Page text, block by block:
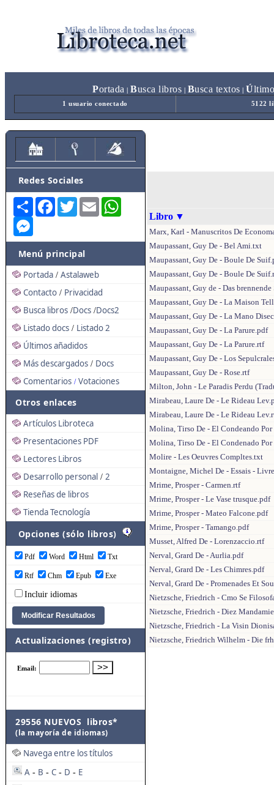
Portada Busca libros Busca textos Ú
1 usuario conectado 5122
Redes Sociales
Share FacebookTwitterEmail
Menú principal
Portada / Astalaweb
Contacto / Privacidad
Busca libros /Docs /Docs2
Listado docs / Listado 2
Últimos añadidos
Más descargados / Docs
Comentarios / Votaciones
Otros enlaces
Artículos Libroteca
Presentaciones PDF
Lectores Libros
Desarrollo personal / 2
Reseñas de libros
Tienda Tecnología
Opciones (sólo libros)
Pdf Word Html Txt
Rtf Chm Epub Exe
Incluir idiomas
Actualizaciones (registro)
29556 NUEVOS libros*
(la mayoría de idiomas)
Navega entre los títulos
A - B - C - D - E
Libro ▼
Marx, Karl - Manuscritos De
Maupassant, Guy De - Bel Ami.txt
Maupassant, Guy De - Boule De
Maupassant, Guy De - Boule De
Maupassant, Guy de - Das
Maupassant, Guy De - La Maison
Maupassant, Guy De - La Mano
Maupassant, Guy De - La Parure.pdf
Maupassant, Guy De - La Parure.rtf
Maupassant, Guy De - Los
Maupassant, Guy De - Rose.rtf
Milton, John - Le Paradis Perdu
Mirabeau, Laure De - Le Rideau
Mirabeau, Laure De - Le Rideau
Molina, Tirso De - El Condeando
Molina, Tirso De - El Condenado
Molire - Les Oeuvres Compltes.txt
Montaigne, Michel De - Essais -
Mrime, Prosper - Carmen.rtf
Mrime, Prosper - Le Vase trusque.pdf
Mrime, Prosper - Mateo Falcone.pdf
Mrime, Prosper - Tamango.pdf
Musset, Alfred De - Lorenzaccio.rtf
Nerval, Grard De - Aurlia.pdf
Nerval, Grard De - Les Chimres.pdf
Nerval, Grard De - Promenades Et
Nietzsche, Friedrich - Cmo Se
Nietzsche, Friedrich - Diez
Nietzsche, Friedrich - La Visin
Nietzsche, Friedrich Wilhelm - Die